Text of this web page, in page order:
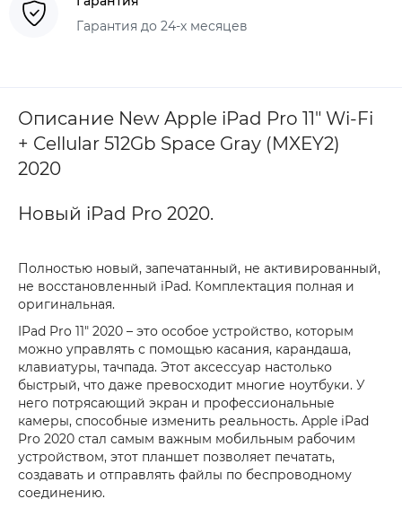
Гарантия до 24-х месяцев
Описание New Apple iPad Pro 11" Wi-Fi
+ Cellular 512Gb Space Gray (MXEY2)
2020
Новый iPad Pro 2020.
Полностью новый, запечатанный, не активированный,
не восстановленный iPad. Комплектация полная и
оригинальная.
IPad Pro 11" 2020 – это особое устройство, которым
можно управлять с помощью касания, карандаша,
клавиатуры, тачпада. Этот аксессуар настолько
быстрый, что даже превосходит многие ноутбуки. У
него потрясающий экран и профессиональные
камеры, способные изменить реальность. Apple iPad
Pro 2020 стал самым важным мобильным рабочим
устройством, этот планшет позволяет печатать,
создавать и отправлять файлы по беспроводному
соединению.